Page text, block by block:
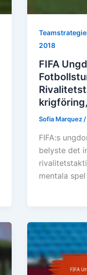
2018
FIFA
Sofia Marquez
FIFA:s
belyste det
mentala